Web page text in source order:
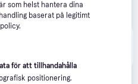
som helst hantera dina
baserat på legitimt
för att tillhandahålla
positionering.